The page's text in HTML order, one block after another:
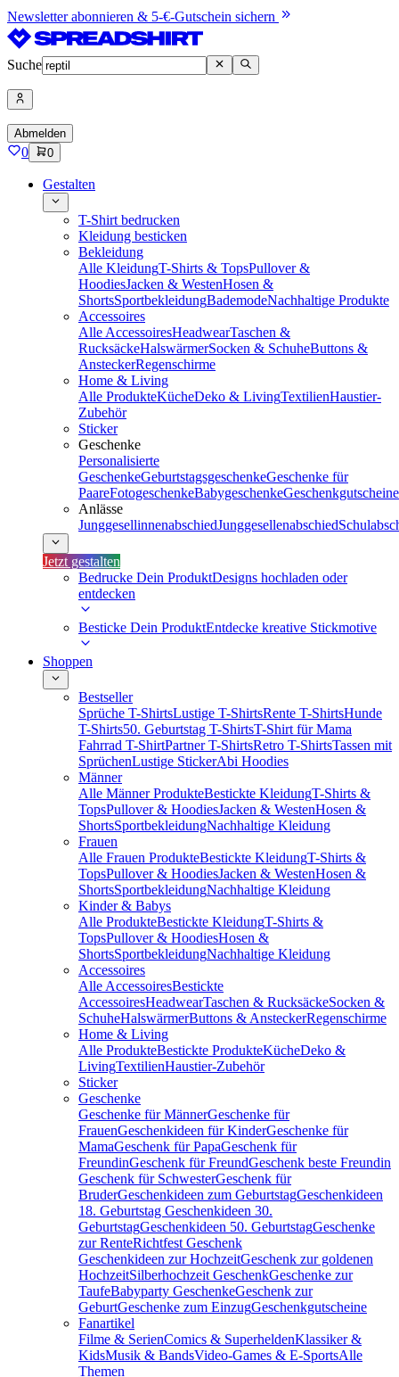
Newsletter abonnieren & 5-€-Gutschein sichern
Suche
Abmelden
0 0
Gestalten
T-Shirt bedrucken
Kleidung besticken
Bekleidung
Alle KleidungT-Shirts & TopsPullover &
HoodiesJacken & WestenHosen &
ShortsSportbekleidungBademodeNachhaltige Produkte
Accessoires
Alle AccessoiresHeadwearTaschen &
RucksäckeHalswärmerSocken & SchuheButtons &
AnsteckerRegenschirme
Home & Living
Alle ProdukteKücheDeko & LivingTextilienHaustier-
Zubehör
Sticker
Geschenke
Personalisierte
GeschenkeGeburtstagsgeschenkeGeschenke für
PaareFotogeschenkeBabygeschenkeGeschenkgutscheine
Anlässe
JunggesellinnenabschiedJunggesellenabschied
Jetzt gestalten
Bedrucke Dein ProduktDesigns hochladen oder
entdecken
Besticke Dein ProduktEntdecke kreative Stickmotive
Shoppen
Bestseller
Sprüche T-ShirtsLustige T-ShirtsRente T-ShirtsHunde
T-Shirts50. Geburtstag T-ShirtsT-Shirt für Mama
Fahrrad T-ShirtPartner T-ShirtsRetro T-ShirtsTassen mit
SprüchenLustige StickerAbi Hoodies
Männer
Alle Männer ProdukteBestickte KleidungT-Shirts &
TopsPullover & HoodiesJacken & WestenHosen &
ShortsSportbekleidungNachhaltige Kleidung
Frauen
Alle Frauen ProdukteBestickte KleidungT-Shirts &
TopsPullover & HoodiesJacken & WestenHosen &
ShortsSportbekleidungNachhaltige Kleidung
Kinder & Babys
Alle ProdukteBestickte KleidungT-Shirts &
TopsPullover & HoodiesHosen &
ShortsSportbekleidungNachhaltige Kleidung
Accessoires
Alle AccessoiresBestickte
AccessoiresHeadwearTaschen & RucksäckeSocken &
SchuheHalswärmerButtons & AnsteckerRegenschirme
Home & Living
Alle ProdukteBestickte ProdukteKücheDeko &
LivingTextilienHaustier-Zubehör
Sticker
Geschenke
Geschenke für MännerGeschenke für
FrauenGeschenkideen für KinderGeschenke für
MamaGeschenk für PapaGeschenk für
FreundinGeschenk für FreundGeschenk beste Freundin
Geschenk für SchwesterGeschenk für
BruderGeschenkideen zum GeburtstagGeschenkideen
18. Geburtstag Geschenkideen 30.
GeburtstagGeschenkideen 50. GeburtstagGeschenke
zur RenteRichtfest Geschenk
Geschenkideen zur HochzeitGeschenk zur goldenen
HochzeitSilberhochzeit GeschenkGeschenke zur
TaufeBabyparty GeschenkeGeschenk zur
GeburtGeschenke zum EinzugGeschenkgutscheine
Fanartikel
Filme & SerienComics & SuperheldenKlassiker &
KidsMusik & BandsVideo-Games & E-SportsAlle
Themen